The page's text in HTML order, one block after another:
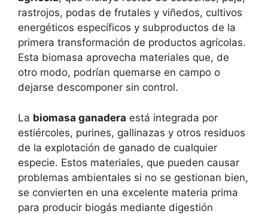
rastrojos, podas de frutales y viñedos, cultivos
energéticos específicos y subproductos de la
primera transformación de productos agrícolas.
Esta biomasa aprovecha materiales que, de
otro modo, podrían quemarse en campo o
dejarse descomponer sin control.
La biomasa ganadera está integrada por
estiércoles, purines, gallinazas y otros residuos
de la explotación de ganado de cualquier
especie. Estos materiales, que pueden causar
problemas ambientales si no se gestionan bien,
se convierten en una excelente materia prima
para producir biogás mediante digestión